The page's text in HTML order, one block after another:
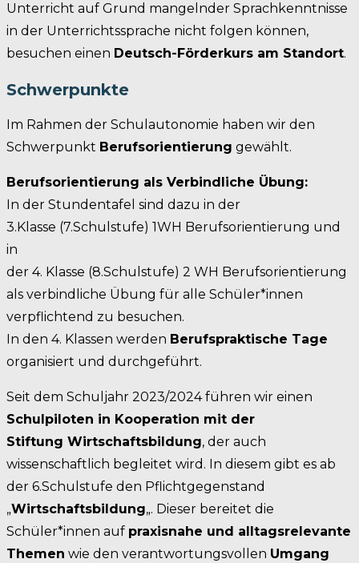
Unterricht auf Grund mangelnder Sprachkenntnisse
in der Unterrichtssprache nicht folgen können,
besuchen einen Deutsch-Förderkurs am Standort.
Schwerpunkte
Im Rahmen der Schulautonomie haben wir den
Schwerpunkt Berufsorientierung gewählt.
Berufsorientierung als Verbindliche Übung:
In der Stundentafel sind dazu in der
3.Klasse (7.Schulstufe) 1WH Berufsorientierung und
in
der 4. Klasse (8.Schulstufe) 2 WH Berufsorientierung
als verbindliche Übung für alle Schüler*innen
verpflichtend zu besuchen.
In den 4. Klassen werden Berufspraktische Tage
organisiert und durchgeführt.
Seit dem Schuljahr 2023/2024 führen wir einen
Schulpiloten in Kooperation mit der
Stiftung Wirtschaftsbildung, der auch
wissenschaftlich begleitet wird. In diesem gibt es ab
der 6.Schulstufe den Pflichtgegenstand
„Wirtschaftsbildung„. Dieser bereitet die
Schüler*innen auf praxisnahe und alltagsrelevante
Themen wie den verantwortungsvollen Umgang